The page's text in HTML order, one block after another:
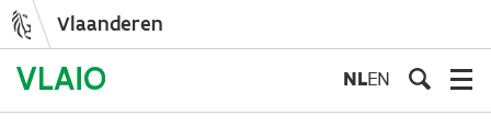
Vlaanderen
NLEN